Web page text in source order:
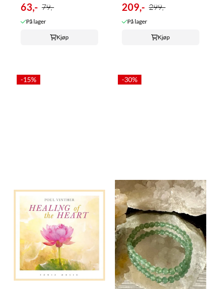
63,- 79,-
På lager
Kjøp
209,- 299,-
På lager
Kjøp
-15% -30%